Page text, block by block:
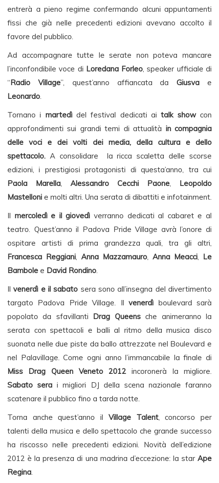
entrerà a pieno regime confermando alcuni appuntamenti
fissi che già nelle precedenti edizioni avevano accolto il
favore del pubblico.
Ad accompagnare tutte le serate non poteva mancare
l’inconfondibile voce di Loredana Forleo, speaker ufficiale di
“Radio Village”, quest’anno affiancata daGiusvae
Leonardo.
Tornano i martedìdel festival dedicati aitalk showcon
approfondimenti sui grandi temi di attualità in compagnia
delle voci e dei volti dei media, della cultura e dello
spettacolo. A consolidare la ricca scaletta delle scorse
edizioni, i prestigiosi protagonisti di questa’anno, tra cui
Paola Marella, Alessandro Cecchi Paone, Leopoldo
Mastelloni e molti altri. Una serata di dibattiti e infotainment.
Il mercoledì e il giovedìverranno dedicati al cabaret e al
teatro. Quest’anno il Padova Pride Village avrà l’onore di
ospitare artisti di prima grandezza quali, tra gli altri,
Francesca Reggiani, Anna Mazzamauro, Anna Meacci, Le
Bambole e David Rondino.
Ilvenerdì e il sabato sera sono all’insegna del divertimento
targato Padova Pride Village. Ilvenerdì boulevard sarà
popolato da sfavillanti Drag Queensche animeranno la
serata con spettacoli e balli al ritmo della musica disco
suonata nelle due piste da ballo attrezzate nel Boulevard e
nel Palavillage. Come ogni anno l’immancabile la finale di
Miss Drag Queen Veneto 2012 incoronerà la migliore.
Sabato sera i migliori DJ della scena nazionale faranno
scatenare il pubblico fino a tarda notte.
Torna anche quest’anno il Village Talent, concorso per
talenti della musica e dello spettacolo che grande successo
ha riscosso nelle precedenti edizioni. Novità dell’edizione
2012 è la presenza di una madrina d’eccezione: la star Ape
Regina.